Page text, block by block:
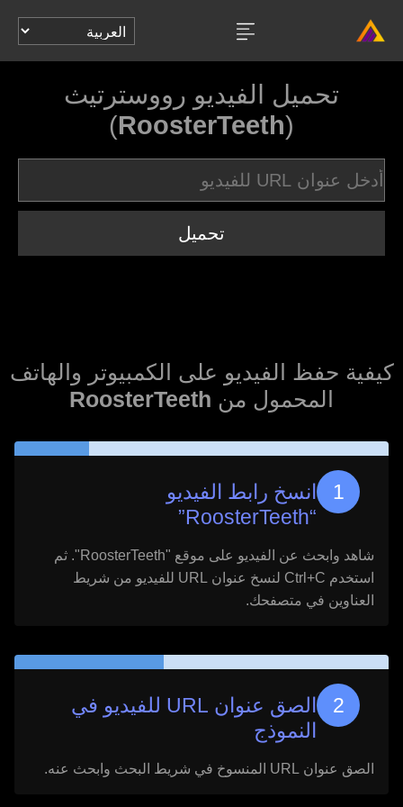
تحميل الفيديو رووسترتيث
(
RoosterTeeth
)
تحميل
كيفية حفظ الفيديو على الكمبيوتر والهاتف
المحمول من RoosterTeeth
انسخ رابط الفيديو
“
RoosterTeeth
”
شاهد وابحث عن الفيديو على موقع "RoosterTeeth". ثم
استخدم Ctrl+C لنسخ عنوان URL للفيديو من شريط
العناوين في متصفحك.
الصق عنوان URL للفيديو في
النموذج
الصق عنوان URL المنسوخ في شريط البحث وابحث عنه.